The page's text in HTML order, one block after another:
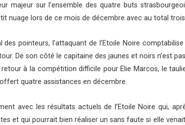
majeur sur l’ensemble des quatre buts
nuage lors de ce mois de décembre avec au total
des pointeurs, l’attaquant de l’Etoile Noire
De son côté le capitaine des jaunes et noirs n’est
retour à la compétition difficile pour Elie Marcos, le
quatre assistances en décembre.
avec les résultats actuels de l’Etoile Noire qui,
et qui pourrait bien réaliser un sans faute si elle